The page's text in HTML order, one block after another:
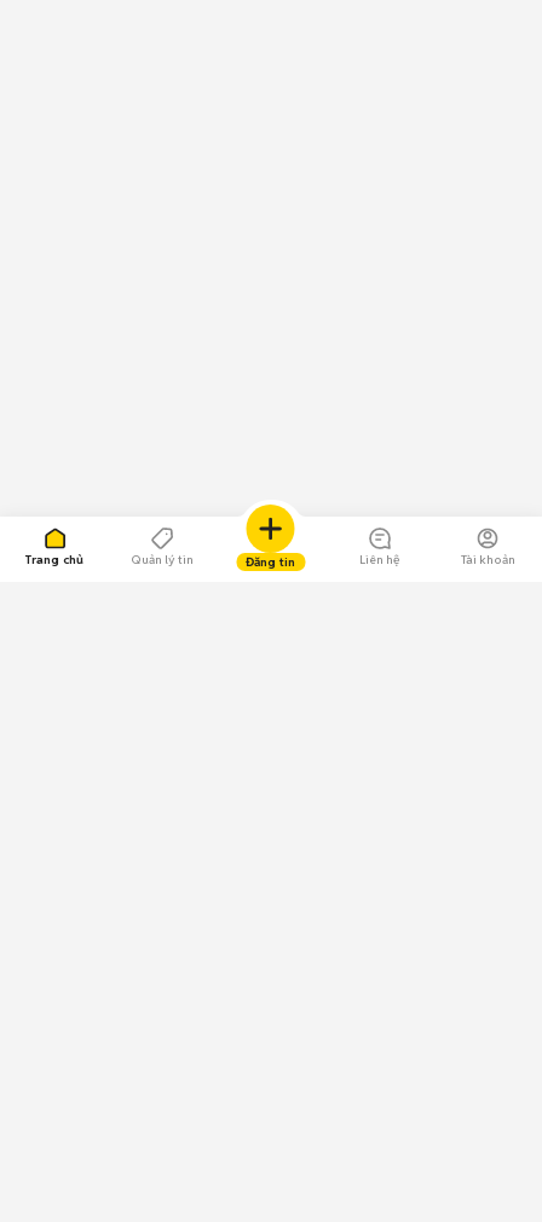
Trang chủ Quản lý tin Đăng tin Liên hệ Tài khoản